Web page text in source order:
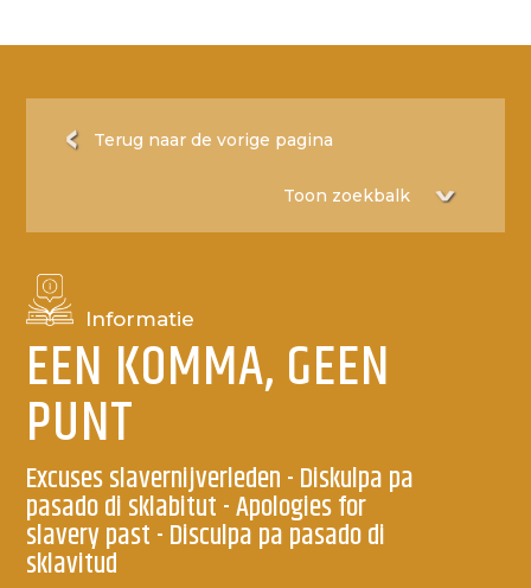
Terug naar de vorige pagina
Informatie
EEN KOMMA, GEEN
PUNT
Excuses slavernijverleden - Diskulpa pa
pasado di sklabitut - Apologies for
slavery past - Disculpa pa pasado di
sklavitud